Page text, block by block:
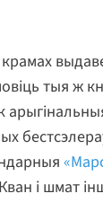
крамах
тыя ж
і шмат